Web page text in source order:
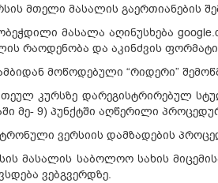
მთელი მასალის გაერთიანების
მასალა აღინუსხება
რაოდენობა და აკინძვის
მოწოდებული “რიდერი”
კურსზე დარეგისტრირებულ
მე- 9) პუნქტში აღწერილი
ვერსიის დამზადების
მასალის საბოლოო სახის
ვებგვერდზე.